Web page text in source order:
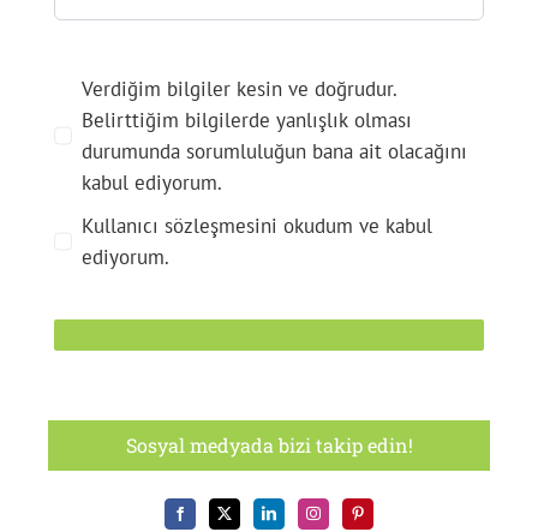
Verdiğim bilgiler kesin ve doğrudur.
Belirttiğim bilgilerde yanlışlık olması
durumunda sorumluluğun bana ait olacağını
kabul ediyorum.
Kullanıcı sözleşmesini okudum ve kabul
ediyorum.
Sosyal medyada bizi takip edin!